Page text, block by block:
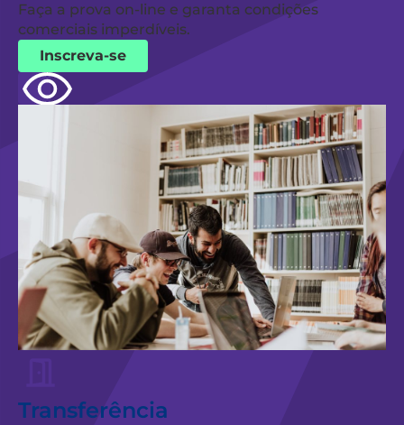
Faça a prova on-line e garanta condições
comerciais imperdíveis.
Inscreva-se
Transferência